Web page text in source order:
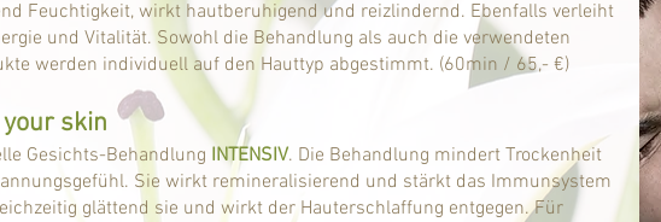
Feuchtigkeit, wirkt hautberuhigend und reizlindernd. Ebenfalls verleiht
und Vitalität. Sowohl die Behandlung als auch die verwendeten
werden individuell auf den Hauttyp abgestimmt. (60min / 65,- €)
your skin
Gesichts-Behandlung INTENSIV. Die Behandlung mindert Trockenheit
Sie wirkt remineralisierend und stärkt das Immunsystem
glättend sie und wirkt der Hauterschlaffung entgegen. Für